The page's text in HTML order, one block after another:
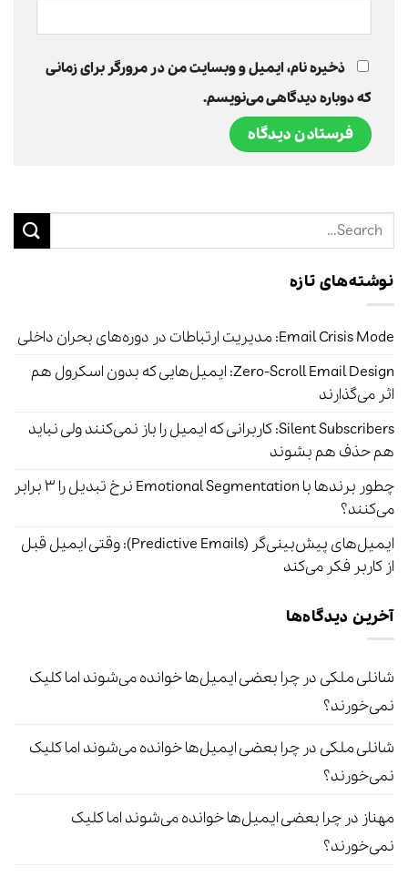
ذخیره نام، ایمیل و وبسایت من در مرورگر برای زمانی
که دوباره دیدگاهی می‌نویسم.
نوشته‌های تازه
Email Crisis Mode: مدیریت ارتباطات در دوره‌های بحران داخلی
Zero-Scroll Email Design: ایمیل‌هایی که بدون اسکرول هم
اثر می‌گذارند
Silent Subscribers: کاربرانی که ایمیل را باز نمی‌کنند ولی نباید
هم حذف هم بشوند
چطور برندها با Emotional Segmentation نرخ تبدیل را ۳ برابر
می‌کنند؟
ایمیل‌های پیش‌بینی‌گر (Predictive Emails): وقتی ایمیل قبل
از کاربر فکر می‌کند
آخرین دیدگاه‌ها
شانلی ملکی در چرا بعضی ایمیل‌ها خوانده می‌شوند اما کلیک
نمی‌خورند؟
شانلی ملکی در چرا بعضی ایمیل‌ها خوانده می‌شوند اما کلیک
نمی‌خورند؟
مهناز در چرا بعضی ایمیل‌ها خوانده می‌شوند اما کلیک
نمی‌خورند؟